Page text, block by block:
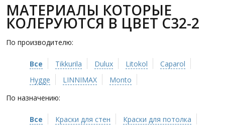
МАТЕРИАЛЫ КОТОРЫЕ
КОЛЕРУЮТСЯ В ЦВЕТ C32-2
По производителю:
Все Tikkurila Dulux Litokol
Caparol
Hygge
LINNIMAX
Monto
По назначению:
Все Краски для стен
Краски для потолка